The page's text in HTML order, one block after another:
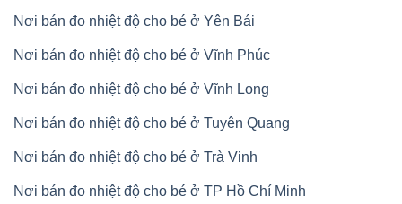
Nơi bán đo nhiệt độ cho bé ở Yên Bái
Nơi bán đo nhiệt độ cho bé ở Vĩnh Phúc
Nơi bán đo nhiệt độ cho bé ở Vĩnh Long
Nơi bán đo nhiệt độ cho bé ở Tuyên Quang
Nơi bán đo nhiệt độ cho bé ở Trà Vinh
Nơi bán đo nhiệt độ cho bé ở TP Hồ Chí Minh